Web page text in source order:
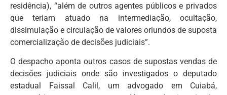
residência), “além de outros agentes públicos e privados
que teriam atuado na intermediação, ocultação,
dissimulação e circulação de valores oriundos de suposta
comercialização de decisões judiciais”.
O despacho aponta outros casos de supostas vendas de
decisões judiciais onde são investigados o deputado
estadual Faissal Calil, um advogado em Cuiabá,